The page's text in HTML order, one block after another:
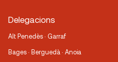
Delegacions
Alt Penedès · Garraf
Bages · Berguedà · Anoia